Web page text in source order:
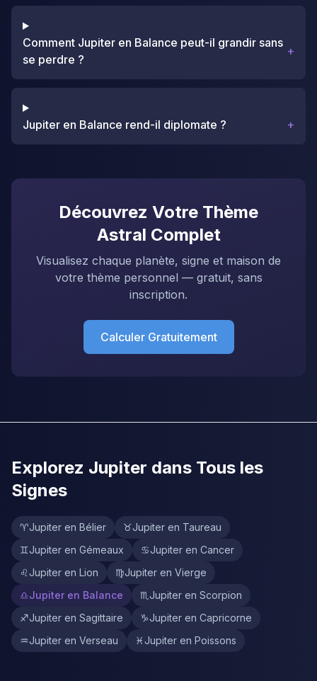
Comment Jupiter en Balance peut-il grandir sans
se perdre ?
+
Jupiter en Balance rend-il diplomate ? +
Découvrez Votre Thème
Astral Complet
Visualisez chaque planète, signe et maison de
votre thème personnel — gratuit, sans
inscription.
Calculer Gratuitement
Explorez Jupiter dans Tous les
Signes
♈Jupiter en Bélier ♉Jupiter en Taureau
♊Jupiter en Gémeaux ♋Jupiter en Cancer
♌Jupiter en Lion ♍Jupiter en Vierge
♎Jupiter en Balance ♏ Jupiter en Scorpion
♐Jupiter en Sagittaire ♑Jupiter en Capricorne
♒Jupiter en Verseau ♓Jupiter en Poissons